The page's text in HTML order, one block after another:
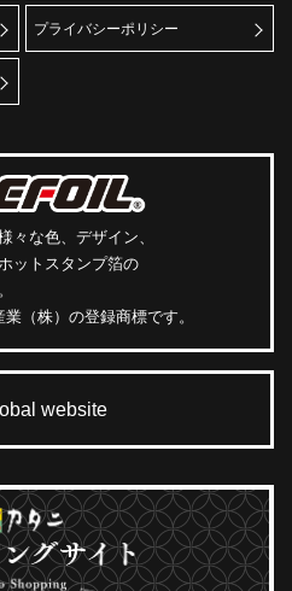
プライバシーポリシー
々な色、デザイン、
ットスタンプ箔の
（株）の登録商標です。
website